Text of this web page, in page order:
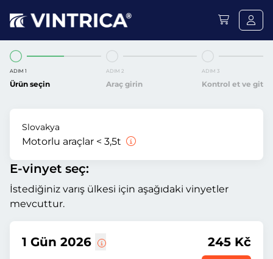
ADIM 1
Ürün seçin
ADIM 2
Araç girin
ADIM 3
Kontrol et ve git
Slovakya
Motorlu araçlar < 3,5t
E-vinyet seç:
İstediğiniz varış ülkesi için aşağıdaki vinyetler
mevcuttur.
1 Gün 2026 245 Kč